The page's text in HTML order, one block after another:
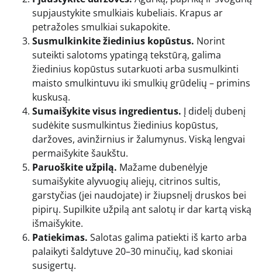
supjaustykite smulkiais kubeliais. Krapus ar
petražoles smulkiai sukapokite.
Susmulkinkite žiedinius kopūstus. Norint
suteikti salotoms ypatingą tekstūrą, galima
žiedinius kopūstus sutarkuoti arba susmulkinti
maisto smulkintuvu iki smulkių grūdelių – primins
kuskusą.
Sumaišykite visus ingredientus. Į didelį dubenį
sudėkite susmulkintus žiedinius kopūstus,
daržoves, avinžirnius ir žalumynus. Viską lengvai
permaišykite šaukštu.
Paruoškite užpilą. Mažame dubenėlyje
sumaišykite alyvuogių aliejų, citrinos sultis,
garstyčias (jei naudojate) ir žiupsnelį druskos bei
pipirų. Supilkite užpilą ant salotų ir dar kartą viską
išmaišykite.
Patiekimas. Salotas galima patiekti iš karto arba
palaikyti šaldytuve 20–30 minučių, kad skoniai
susigertų.